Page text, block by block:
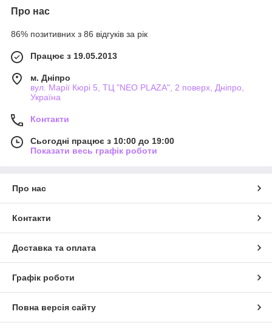
Про нас
86% позитивних з 86 відгуків за рік
Працює з 19.05.2013
м. Дніпро
вул. Марії Кюрі 5, ТЦ "NEO PLAZA", 2 поверх, Дніпро,
Україна
Контакти
Сьогодні працює з 10:00 до 19:00
Показати весь графік роботи
Про нас
Контакти
Доставка та оплата
Графік роботи
Повна версія сайту